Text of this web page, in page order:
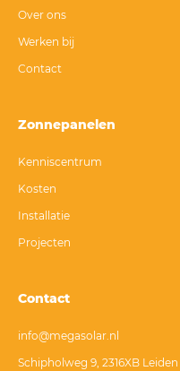
Over ons
Werken bij
Contact
Zonnepanelen
Kenniscentrum
Kosten
Installatie
Projecten
Contact
info@megasolar.nl
Schipholweg 9, 2316XB Leiden